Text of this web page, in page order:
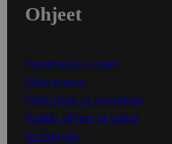
Ohjeet
Ensitilaajan ohjeet
Näin maksat
Näin tilaat ja muokkaat
Kaikki ohjeet ja vinkit
In English